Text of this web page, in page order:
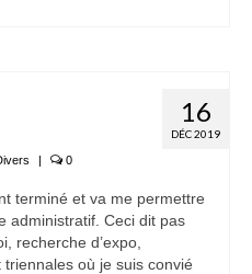
16
DÉC 2019
| 0
terminé et va me permettre
administratif. Ceci dit pas
recherche d’expo,
où je suis convié